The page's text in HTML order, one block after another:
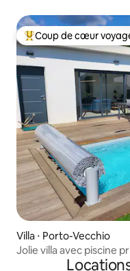
Coups de cœur
Coup de cœur
Villa ⋅ Porto-Vecchio
Jolie villa avec piscine